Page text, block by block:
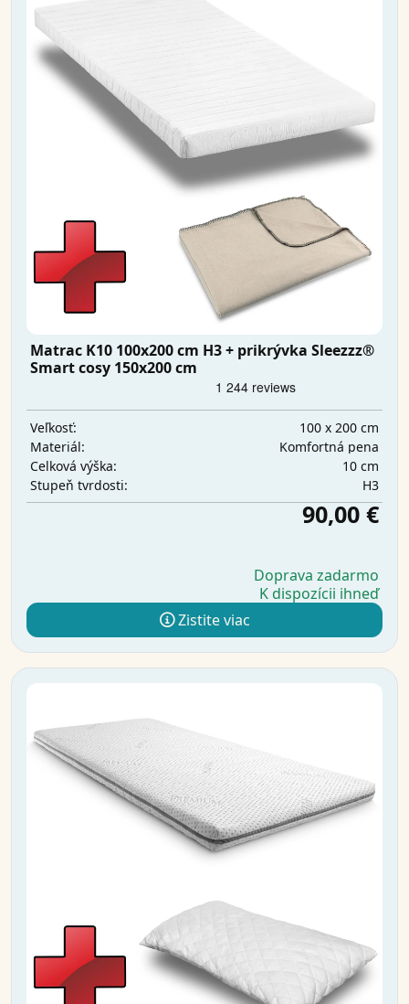
Matrac K10 100x200 cm H3 + prikrývka Sleezzz®
Smart cosy 150x200 cm
Veľkosť:
100 x 200 cm
Materiál:
Komfortná pena
Celková výška:
10 cm
Stupeň tvrdosti:
H3
90,00 €
Doprava zadarmo
K dispozícii ihneď
Zistite viac